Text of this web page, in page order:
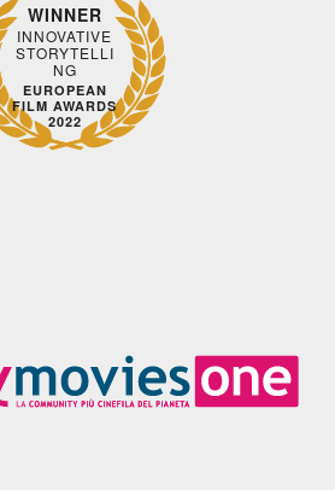
WINNER
INNOVATIVE
STORYTELLI
NG
EUROPEAN
FILM AWARDS
2022